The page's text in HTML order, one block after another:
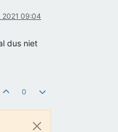
2021 09:04
dus niet
0